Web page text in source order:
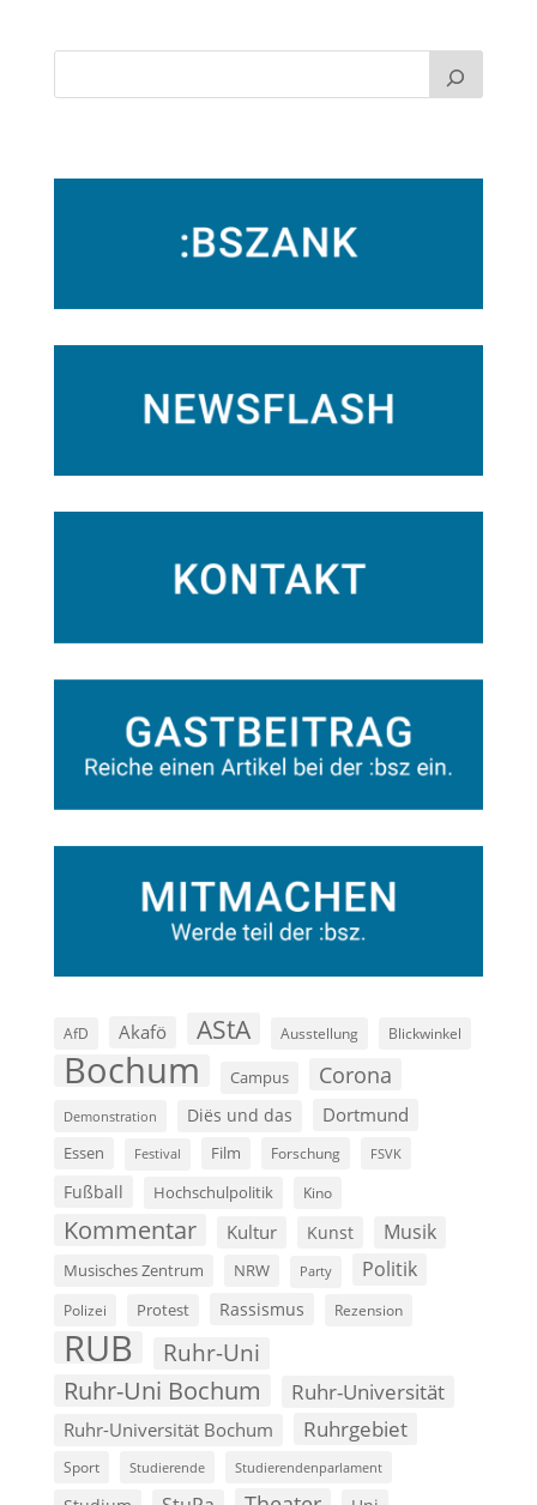
AfD Akafö AStA Ausstellung Blickwinkel
Bochum Campus Corona
Demonstration Diës und das Dortmund
Essen Festival Film Forschung FSVK
Fußball Hochschulpolitik Kino
Kommentar Kultur Kunst Musik
Musisches Zentrum NRW Party Politik
Polizei Protest Rassismus Rezension
RUB Ruhr-Uni
Ruhr-Uni Bochum Ruhr-Universität
Ruhr-Universität Bochum Ruhrgebiet
Sport Studierende Studierendenparlament